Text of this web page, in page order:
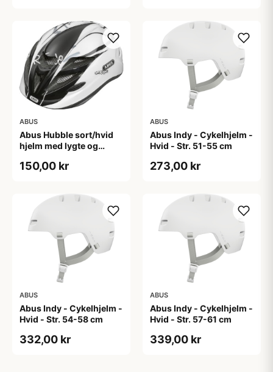
ABUS
Abus Hubble sort/hvid
hjelm med lygte og
(Hjelmstørrelse: 46-52
150,00 kr
ABUS
Abus Indy - Cykelhjelm -
Hvid - Str. 51-55 cm
273,00 kr
ABUS
Abus Indy - Cykelhjelm -
Hvid - Str. 54-58 cm
332,00 kr
ABUS
Abus Indy - Cykelhjelm -
Hvid - Str. 57-61 cm
339,00 kr